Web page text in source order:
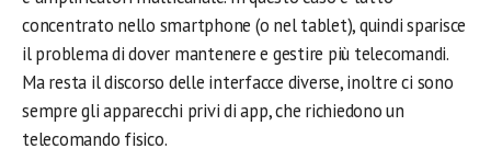
concentrato nello smartphone (o nel tablet), quindi sparisce
il problema di dover mantenere e gestire più telecomandi.
Ma resta il discorso delle interfacce diverse, inoltre ci sono
sempre gli apparecchi privi di app, che richiedono un
telecomando fisico.